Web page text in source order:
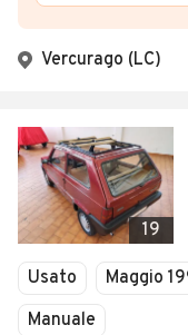
Vercurago (LC)
19
Usato Maggio
Manuale